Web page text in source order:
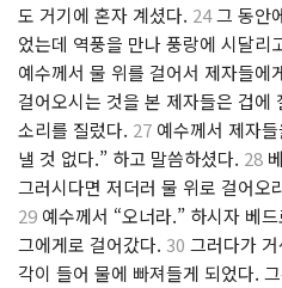
도 거기에 혼자 계셨다. 24그 동안
었는데 역풍을 만나 풍랑에 시달리
예수께서 물 위를 걸어서 제자들에
걸어오시는 것을 본 제자들은 겁에
소리를 질렀다. 27 예수께서 제자
낼 것 없다.” 하고 말씀하셨다. 28
그러시다면 저더러 물 위로 걸어오
29 예수께서 “오너라.” 하시자 베
그에게로 걸어갔다. 30 그러다가
각이 들어 물에 빠져들게 되었다.